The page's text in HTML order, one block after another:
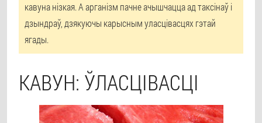
кавуна нізкая. А арганізм пачне ачышчацца ад таксінаў і
дзындраў, дзякуючы карысным уласцівасцях гэтай
ягады.
КАВУН: ЎЛАСЦІВАСЦІ